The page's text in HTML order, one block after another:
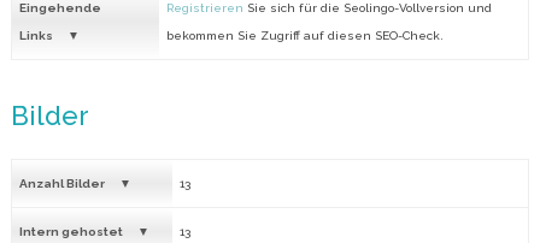
Eingehende
Links
Registrieren Sie sich für die Seolingo-Vollversion und
bekommen Sie Zugriff auf diesen SEO-Check.
Bilder
Anzahl Bilder 13
Intern gehostet 13